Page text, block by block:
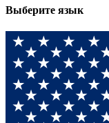
Выберите язык